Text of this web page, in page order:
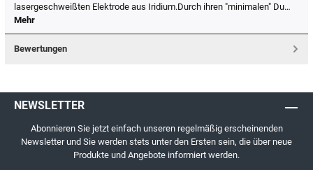
lasergeschweißten Elektrode aus Iridium.Durch ihren "minimalen" Du…
Mehr
Bewertungen
NEWSLETTER
Abonnieren Sie jetzt einfach unseren regelmäßig erscheinenden
Newsletter und Sie werden stets unter den Ersten sein, die über neue
Produkte und Angebote informiert werden.